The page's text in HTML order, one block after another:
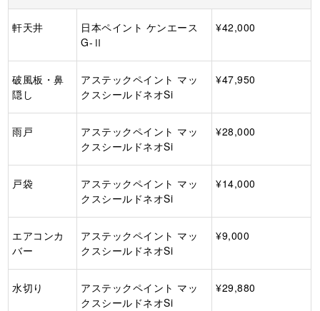
軒天井
日本ペイント ケンエース
G-Ⅱ
¥42,000
破風板・鼻
隠し
アステックペイント マッ
クスシールドネオSi
¥47,950
雨戸
アステックペイント マッ
クスシールドネオSi
¥28,000
戸袋
アステックペイント マッ
クスシールドネオSi
¥14,000
エアコンカ
バー
アステックペイント マッ
クスシールドネオSi
¥9,000
水切り
アステックペイント マッ
クスシールドネオSi
¥29,880